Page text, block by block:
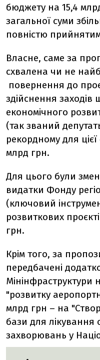
бюджету на 15,4
загальної суми
повністю
Власне, саме за
схвалена чи не
повернення до
здійснення заходів
економічного
(так званий
рекордному для цієї
млрд грн.
Для цього були
видатки Фонду
(ключовий
розвиткових
грн.
Крім того, за
передбачені
Мінінфраструктури
"розвитку
млрд грн – на
бази для лікування
захворювань у